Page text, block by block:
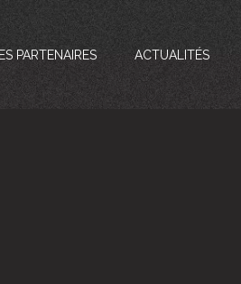
PARTENAIRES ACTUALITÉS